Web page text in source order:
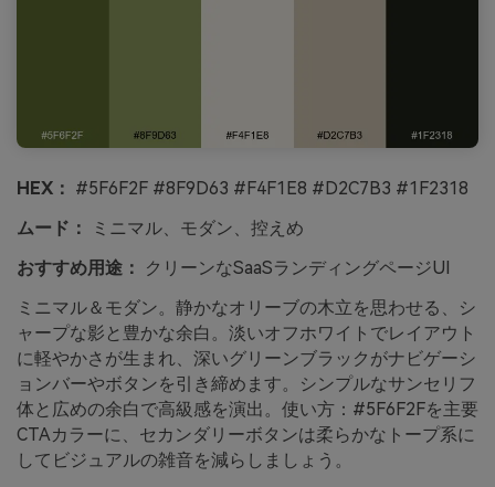
HEX： #5F6F2F #8F9D63 #F4F1E8 #D2C7B3 #1F2318
ムード：
ミニマル、モダン、控えめ
おすすめ用途：
クリーンなSaaSランディングページUI
ミニマル＆モダン。静かなオリーブの木立を思わせる、シ
ャープな影と豊かな余白。淡いオフホワイトでレイアウト
に軽やかさが生まれ、深いグリーンブラックがナビゲーシ
ョンバーやボタンを引き締めます。シンプルなサンセリフ
体と広めの余白で高級感を演出。使い方：#5F6F2Fを主要
CTAカラーに、セカンダリーボタンは柔らかなトープ系に
してビジュアルの雑音を減らしましょう。